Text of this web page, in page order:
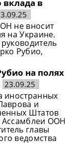
вклада в
не вносит
на Украине.
Рубио,
на полях
23.09.25
иностранных
и
Штатов
Ассамблеи ООН
главы
ведомства